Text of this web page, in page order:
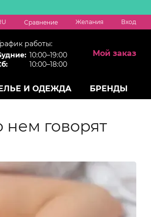
Сравнение Желания Вход
работы:
10:00–19:00
10:00–18:00
Мой заказ
И ОДЕЖДА БРЕНДЫ
нем говорят